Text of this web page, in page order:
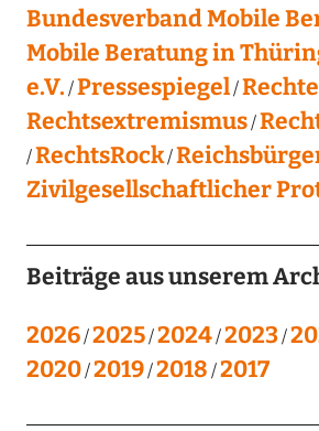
Bundesverband Mobile
Mobile Beratung in
e.V. Pressespiegel
Rechtsextremismus
RechtsRock
Zivilgesellschaftlicher
Beiträge aus unserem
2026 2025 2024 2023
2020 2019 2018 2017